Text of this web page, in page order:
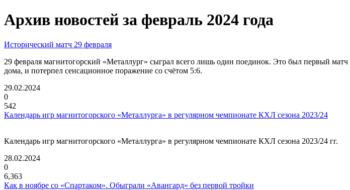
Архив новостей за февраль 2024 года
Исторический матч 29 февраля
29 февраля магнитогорский «Металлург» сыграл всего лишь один поединок. Это был первый
дома, и потерпел сенсационное поражение со счётом 5:6.
29.02.2024
0
542
Календарь игр магнитогорского «Металлурга» в регулярном чемпионате КХЛ сезона 2023/24
Календарь игр магнитогорского «Металлурга» в регулярном чемпионате КХЛ сезона 2023/24 гг.
28.02.2024
0
6,363
Как в ноябре со «Спартаком». Обыграли «Авангард» без первой тройки